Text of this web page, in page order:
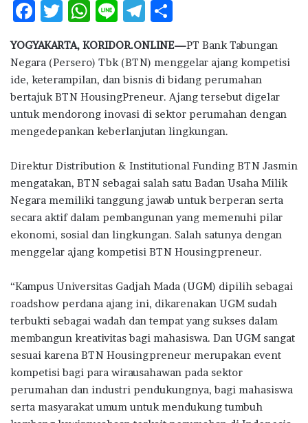
F
e
b
o
o
k
T
it
te
r
W
at
s
A
p
p
Li
e
T
e
g
ra
m
ar
e
YOGYAKARTA, KORIDOR.ONLINE—PT Bank Tabungan
Negara (Persero) Tbk (BTN) menggelar ajang kompetisi
ide, keterampilan, dan bisnis di bidang perumahan
bertajuk BTN HousingPreneur. Ajang tersebut digelar
untuk mendorong inovasi di sektor perumahan dengan
mengedepankan keberlanjutan lingkungan.
Direktur Distribution & Institutional Funding BTN Jasmin
mengatakan, BTN sebagai salah satu Badan Usaha Milik
Negara memiliki tanggung jawab untuk berperan serta
secara aktif dalam pembangunan yang memenuhi pilar
ekonomi, sosial dan lingkungan. Salah satunya dengan
menggelar ajang kompetisi BTN Housingpreneur.
“Kampus Universitas Gadjah Mada (UGM) dipilih sebagai
roadshow perdana ajang ini, dikarenakan UGM sudah
terbukti sebagai wadah dan tempat yang sukses dalam
membangun kreativitas bagi mahasiswa. Dan UGM sangat
sesuai karena BTN Housingpreneur merupakan event
kompetisi bagi para wirausahawan pada sektor
perumahan dan industri pendukungnya, bagi mahasiswa
serta masyarakat umum untuk mendukung tumbuh